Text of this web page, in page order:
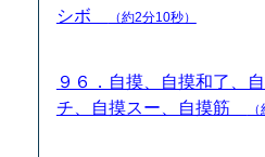
シボ
（約2分10秒）
９６．自摸、自摸和了、
チ、自摸スー、自摸筋